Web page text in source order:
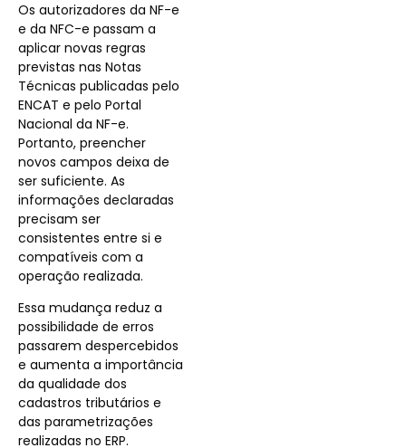
Os autorizadores da NF-e
e da NFC-e passam a
aplicar novas regras
previstas nas Notas
Técnicas publicadas pelo
ENCAT e pelo Portal
Nacional da NF-e.
Portanto, preencher
novos campos deixa de
ser suficiente. As
informações declaradas
precisam ser
consistentes entre si e
compatíveis com a
operação realizada.
Essa mudança reduz a
possibilidade de erros
passarem despercebidos
e aumenta a importância
da qualidade dos
cadastros tributários e
das parametrizações
realizadas no ERP.